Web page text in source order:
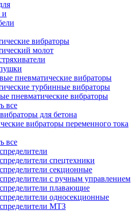
и
вибраторы
молот
пневматические вибраторы
турбинные вибраторы
пневматические вибраторы
все
для бетона
вибраторы переменного тока
все
спецтехники
секционные
с ручным управлением
плавающие
односекционные
МТЗ